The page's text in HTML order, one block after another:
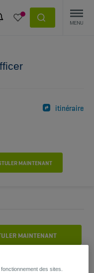
MAINTENANT
itinéraire
MAINTENANT
des sites.